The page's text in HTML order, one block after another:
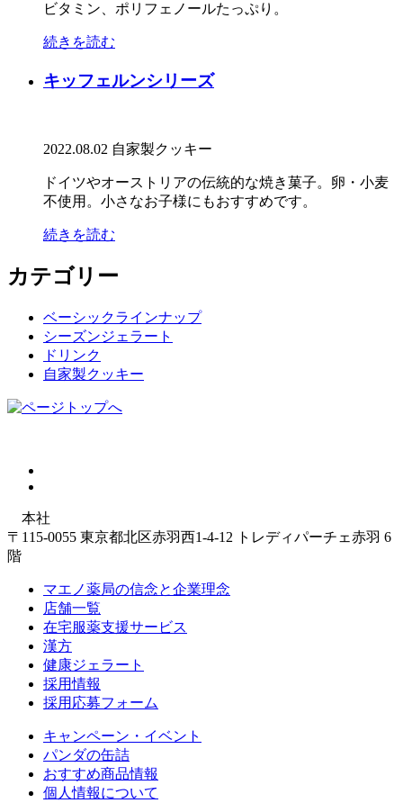
ビタミン、ポリフェノールたっぷり。
続きを読む
キッフェルンシリーズ
2022.08.02 自家製クッキー
ドイツやオーストリアの伝統的な焼き菓子。卵・小麦
不使用。小さなお子様にもおすすめです。
続きを読む
カテゴリー
ベーシックラインナップ
シーズンジェラート
ドリンク
自家製クッキー
本社
〒115-0055 東京都北区赤羽西1-4-12 トレディパーチェ赤羽 6
階
マエノ薬局の信念と企業理念
店舗一覧
在宅服薬支援サービス
漢方
健康ジェラート
採用情報
採用応募フォーム
キャンペーン・イベント
パンダの缶詰
おすすめ商品情報
個人情報について